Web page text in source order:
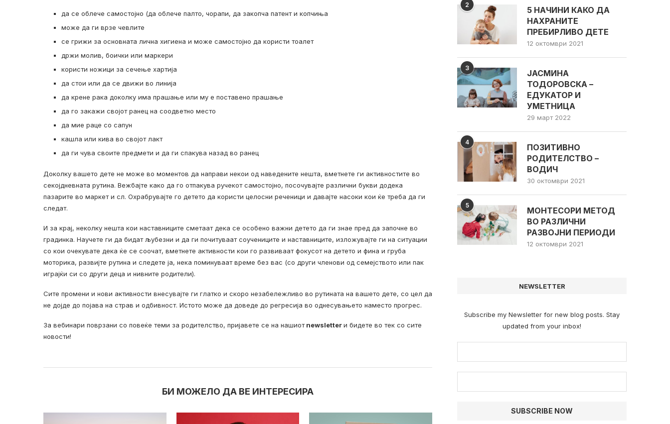
да се облече самостојно (да облече палто, чорапи, да закопча патент и копчиња
може да ги врзе чевлите
се грижи за основната лична хигиена и може самостојно да користи тоалет
држи молив, боички или маркери
користи ножици за сечење хартија
да стои или да се движи во линија
да крене рака доколку има прашање или му е поставено прашање
да го закажи својот ранец на соодветно место
да мие раце со сапун
кашла или кива во својот лакт
да ги чува своите предмети и да ги спакува назад во ранец
Доколку вашето дете не може во моментов да направи некои од наведените нешта, вметнете ги активностите во
секојдневната рутина. Вежбајте како да го отпакува ручекот самостојно, посочувајте различни букви додека
пазарите во маркет и сл. Охрабрувајте го детето да користи целосни реченици и давајте насоки кои ќе треба да ги
следат.
И за крај, неколку нешта кои наставниците сметаат дека се особено важни детето да ги знае пред да започне во
градинка. Научете ги да бидат љубезни и да ги почитуваат соучениците и наставниците, изложувајте ги на ситуации
со кои очекувате дека ќе се соочат, вметнете активности кои го развиваат фокусот на детето и фина и груба
моторика, развијте рутина и следете ја, нека поминуваат време без вас (со други членови од семејството или пак
играјќи си со други деца и нивните родители).
Сите промени и нови активности внесувајте ги глатко и скоро незабележливо во рутината на вашето дете, со цел да
не дојде до појава на страв и одбивност. Истото може да доведе до регресија во однесувањето наместо прогрес.
За вебинари поврзани со повеќе теми за родителство, пријавете се на нашиотnewsletterи бидете во тек со сите
новости!
БИ МОЖЕЛО ДА ВЕ ИНТЕРЕСИРА
2
5 НАЧИНИ КАКО ДА
НАХРАНИТЕ
ПРЕБИРЛИВО ДЕТЕ
12 октомври 2021
3
ЈАСМИНА
ТОДОРОВСКА –
ЕДУКАТОР И
УМЕТНИЦА
29 март 2022
4
ПОЗИТИВНО
РОДИТЕЛСТВО –
ВОДИЧ
30 октомври 2021
5
МОНТЕСОРИ МЕТОД
ВО РАЗЛИЧНИ
РАЗВОЈНИ ПЕРИОДИ
12 октомври 2021
NEWSLETTER
Subscribe my Newsletter for new blog posts. Stay
updated from your inbox!